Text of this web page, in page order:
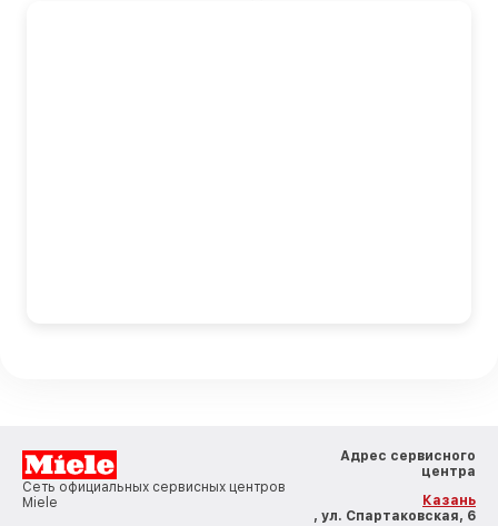
Сеть официальных сервисных центров
Miele
Адрес сервисного
центра
Казань
, ул. Спартаковская, 6